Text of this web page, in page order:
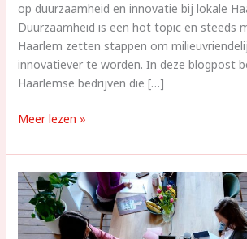
op duurzaamheid en innovatie bij lokale
Duurzaamheid is een hot topic en steeds
Haarlem zetten stappen om
innovatiever te worden. In deze blogpost
Haarlemse bedrijven die […]
Duurzaamheid
Innovatie
bij
Haarlemse
Bedrijven
Meer lezen »